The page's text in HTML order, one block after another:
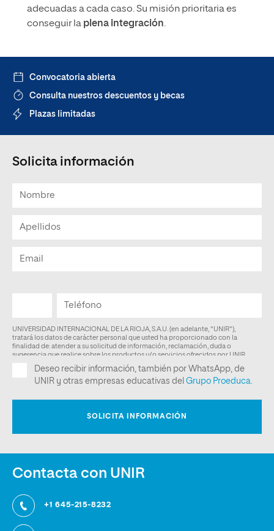
adecuadas a cada caso. Su misión prioritaria es
conseguir la plena integración.
Convocatoria abierta
Consulta nuestros descuentos y becas
Plazas limitadas
Solicita información
Contacta con UNIR
+1 645-215-8232